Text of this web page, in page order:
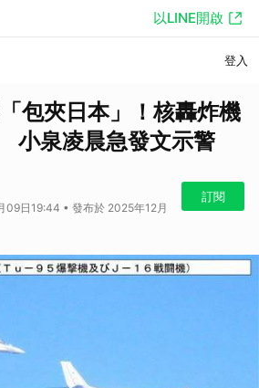
以LINE開啟
登入
包夾日本」！核轟炸機
小泉凌晨急發文示警
09日19:44 • 發布於 2025年12月
訂閱